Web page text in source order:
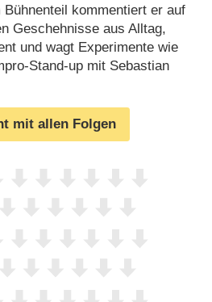
kommentiert er auf
Geschehnisse aus Alltag,
und wagt Experimente wie
Stand-up mit Sebastian
mit allen Folgen